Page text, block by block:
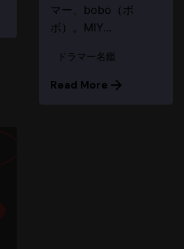
マー、bobo（ボ
ボ）。MIY...
ドラマー名鑑
Read More